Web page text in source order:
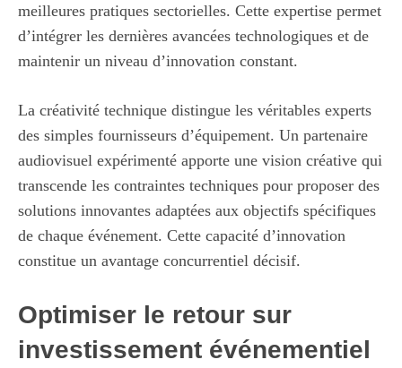
meilleures pratiques sectorielles. Cette expertise permet
d’intégrer les dernières avancées technologiques et de
maintenir un niveau d’innovation constant.
La créativité technique distingue les véritables experts
des simples fournisseurs d’équipement. Un partenaire
audiovisuel expérimenté apporte une vision créative qui
transcende les contraintes techniques pour proposer des
solutions innovantes adaptées aux objectifs spécifiques
de chaque événement. Cette capacité d’innovation
constitue un avantage concurrentiel décisif.
Optimiser le retour sur
investissement événementiel